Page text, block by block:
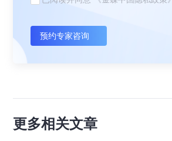
预约专家咨询
更多相关文章